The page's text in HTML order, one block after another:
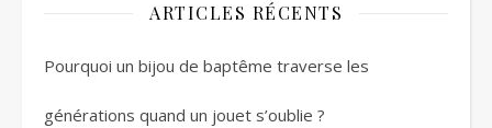
ARTICLES RÉCENTS
Pourquoi un bijou de baptême traverse les
générations quand un jouet s’oublie ?